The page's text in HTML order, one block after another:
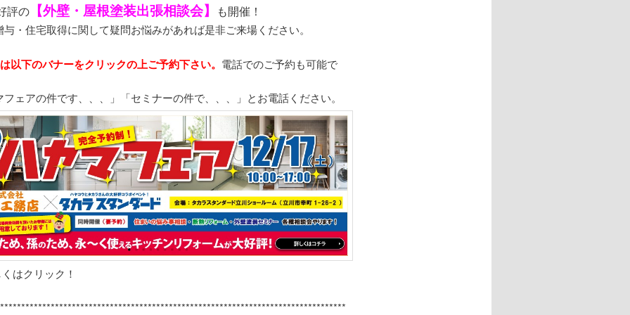
評の 【外壁・屋根塗装出張相談会】 も開催！
与・住宅取得に関して疑問お悩みがあれば是非ご来場ください。
以下のバナーをクリックの上ご予約下さい。 電話でのご予約も可能で
フェアの件です、、、」「セミナーの件で、、、」とお電話ください。
はクリック！
********************